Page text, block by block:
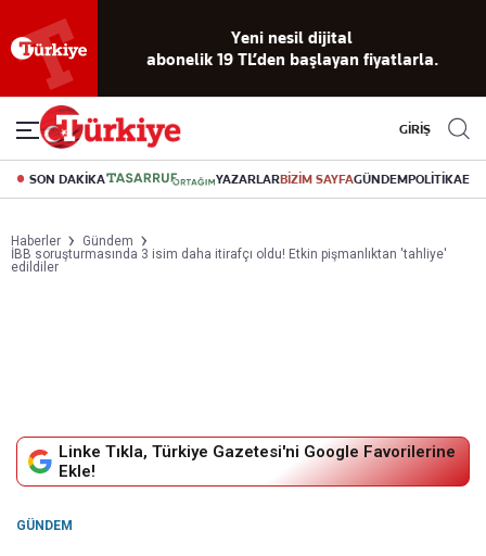
Yeni nesil dijital
abonelik 19 TL’den başlayan fiyatlarla.
GİRİŞ
SON DAKİKA YAZARLARBİZİM SAYFAGÜNDEMPOLİTİKA
Haberler
Gündem
İBB soruşturmasında 3 isim daha itirafçı oldu! Etkin pişmanlıktan 'tahliye'
edildiler
Linke Tıkla, Türkiye Gazetesi'ni Google Favorilerine
Ekle!
GÜNDEM